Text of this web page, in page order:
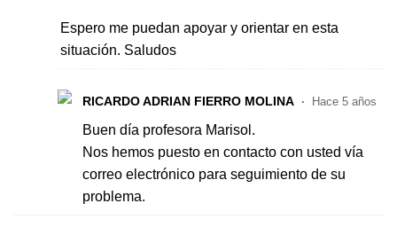
Espero me puedan apoyar y orientar en esta
situación. Saludos
RICARDO ADRIAN FIERRO MOLINA Hace 5 años
Buen día profesora Marisol.
Nos hemos puesto en contacto con usted vía
correo electrónico para seguimiento de su
problema.